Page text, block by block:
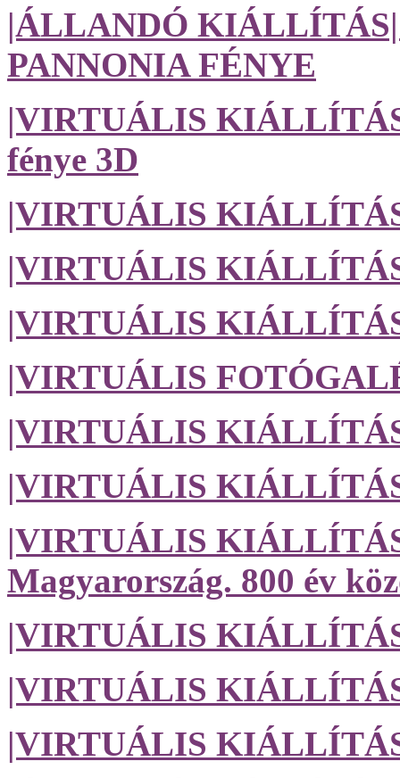
|ÁLLANDÓ KIÁLLÍTÁS|
PANNONIA FÉNYE
|VIRTUÁLIS
fénye 3D
|VIRTUÁLIS
|VIRTUÁLIS
|VIRTUÁLIS
|VIRTUÁLIS
|VIRTUÁLIS
|VIRTUÁLIS
|VIRTUÁLIS
Magyarország. 800 év
|VIRTUÁLIS
|VIRTUÁLIS
|VIRTUÁLIS